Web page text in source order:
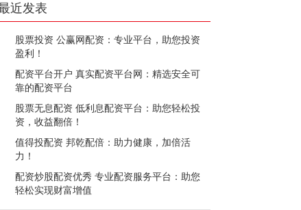
近发表
股票投资 公赢网配资：专业平台，助您投资
盈利！
配资平台开户 真实配资平台网：精选安全可
靠的配资平台
股票无息配资 低利息配资平台：助您轻松投
资，收益翻倍！
值得投配资 邦乾配倍：助力健康，加倍活
力！
配资炒股配资优秀 专业配资服务平台：助您
轻松实现财富增值